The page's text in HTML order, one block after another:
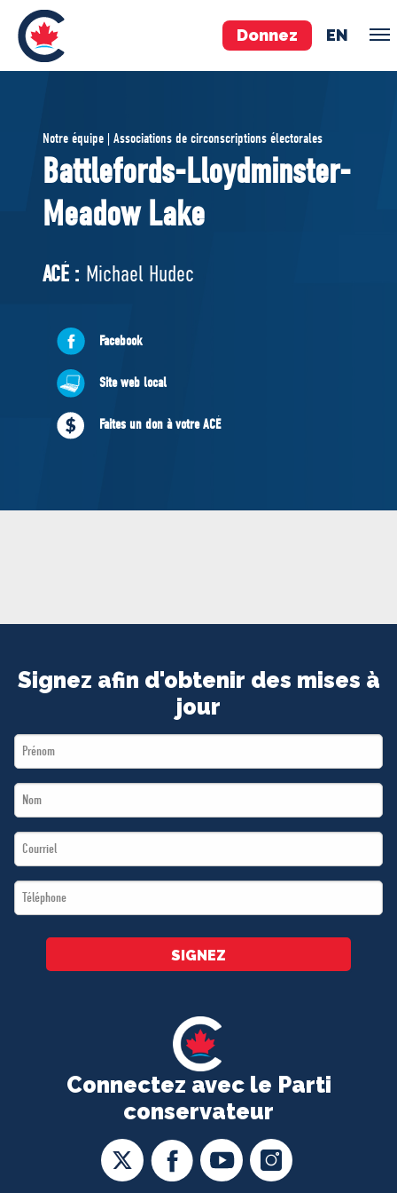
Donnez EN
ÉQUIPE
Pierre Poilievre
Vos députés conservateurs
Cabinet fantôme
ACÉ
À PROPOS
Documents constitutifs
MÉDIAS
BÉNÉVOLE
Notre équipe | Associations de circonscriptions électorales
Battlefords-Lloydminster-
Meadow Lake
ACÉ : Michael Hudec
Facebook
Site web local
Faites un don à votre ACÉ
Connectez avec le Parti
conservateur
Signez afin d'obtenir des mises à
jour
First
Name
Last
Name
Email
*
Téléphone
*
SIGNEZ